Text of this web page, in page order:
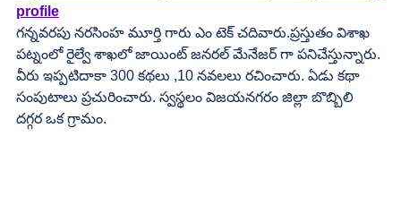
profile
గన్నవరపు నరసింహ మూర్తి గారు ఎం టెక్ చదివారు.ప్రస్తుతం విశాఖ
పట్నంలో రైల్వే శాఖలో జాయింట్ జనరల్ మేనేజర్ గా పనిచేస్తున్నారు.
వీరు ఇప్పటిదాకా 300 కథలు ,10 నవలలు రచించారు. ఏడు కథా
సంపుటాలు ప్రచురించారు. స్వస్థలం విజయనగరం జిల్లా బొబ్బిలి
దగ్గర ఒక గ్రామం.